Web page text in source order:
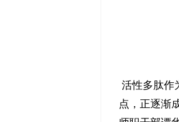
活性多肽作
点，正逐渐